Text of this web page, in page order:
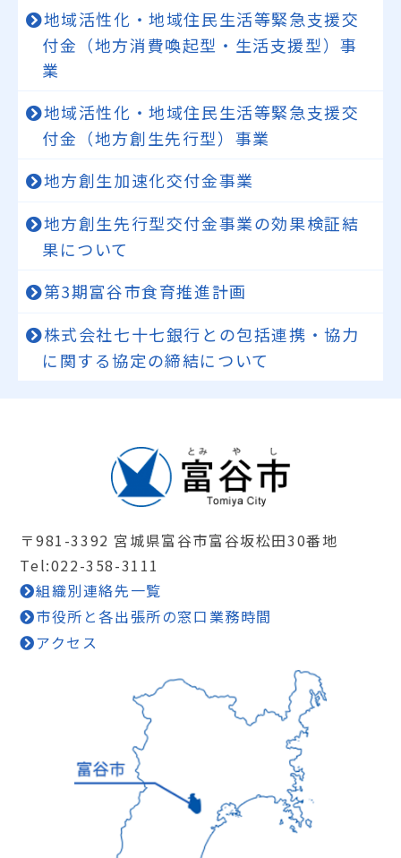
地域活性化・地域住民生活等緊急支援交
付金（地方消費喚起型・生活支援型）事
業
地域活性化・地域住民生活等緊急支援交
付金（地方創生先行型）事業
地方創生加速化交付金事業
地方創生先行型交付金事業の効果検証結
果について
第3期富谷市食育推進計画
株式会社七十七銀行との包括連携・協力
に関する協定の締結について
〒981-3392 宮城県富谷市富谷坂松田30番地
Tel:022-358-3111
組織別連絡先一覧
市役所と各出張所の窓口業務時間
アクセス